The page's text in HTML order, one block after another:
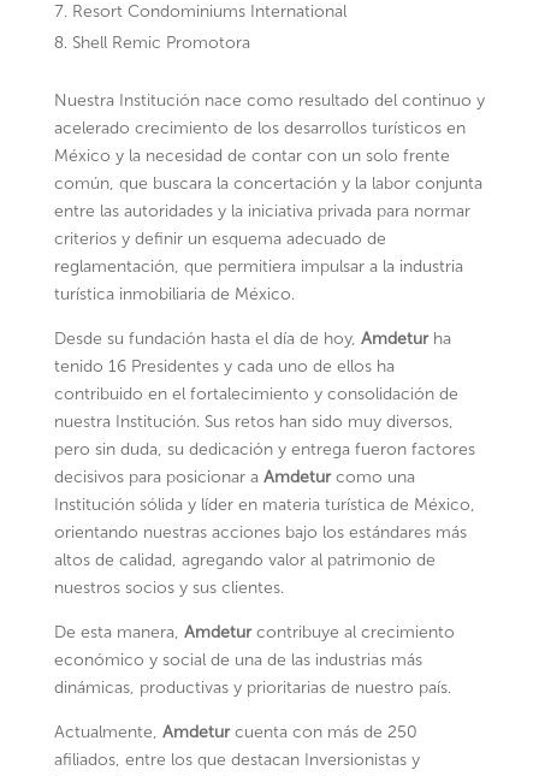
Resort Condominiums International
Shell Remic Promotora
Nuestra Institución nace como resultado del continuo y
acelerado crecimiento de los desarrollos turísticos en
México y la necesidad de contar con un solo frente
común, que buscara la concertación y la labor conjunta
entre las autoridades y la iniciativa privada para normar
criterios y definir un esquema adecuado de
reglamentación, que permitiera impulsar a la industria
turística inmobiliaria de México.
Desde su fundación hasta el día de hoy, Amdeturha
tenido 16 Presidentes y cada uno de ellos ha
contribuido en el fortalecimiento y consolidación de
nuestra Institución. Sus retos han sido muy diversos,
pero sin duda, su dedicación y entrega fueron factores
decisivos para posicionar a Amdeturcomo una
Institución sólida y líder en materia turística de México,
orientando nuestras acciones bajo los estándares más
altos de calidad, agregando valor al patrimonio de
nuestros socios y sus clientes.
De esta manera, Amdeturcontribuye al crecimiento
económico y social de una de las industrias más
dinámicas, productivas y prioritarias de nuestro país.
Actualmente, Amdeturcuenta con más de 250
afiliados, entre los que destacan Inversionistas y